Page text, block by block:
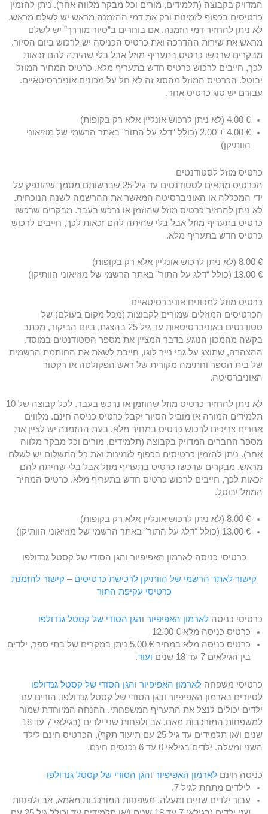
המדויק בקבוצה (תלמידים, מורים וכל מבקר מלווה אחר). ניתן להזמין
כרטיסים בכפוף לזמינות ורק את דמי ההזמנה מראש יש לשלם מראש.
לא ניתן להחזיר דמי הזמנה. אם בוחרים ב”סיור מודרך” יש לשלם
מראש את שירות ההדרכה ואת כרטיס הכניסה יש לרכוש ביום הסיור.
מבקרים שרכשו כרטיס בתעריף מוזל אבל בלי שהיתה להם זכאות
לכך, חייבים לרכוש כרטיס חדש בתעריף מלא. כרטיס המחיר המוזל
יבוטל. הכרטיס המוזל מהסוג זה לא חל על מכונים אוניברסיטאיים.
עבורם יש סוג כרטיס אחר.
€ 4.00 (לא ניתן לרכוש אונליין אלא רק בקופות)
€ 4.00 + 2.00 (כולל “דלג על התור” באתר הרשמי של מוזיאוני
הוותיקן)
כרטיס מוזל לסטודנטים
הכרטיס מתאים לסטודנטים עד גיל 25 שברשותם מסמך שהונפק על
ידי המכללה או האוניברסיטה המאשר את ההרשמה לשנה הנוכחית.
לא ניתן להחזיר כרטיס מוזל שהוזמן או נרכש בעבר. מבקרים שרכשו
כרטיס בתעריף מוזל אבל בלי שהיתה להם זכאות לכך, חייבים לרכוש
כרטיס חדש בתעריף מלא.
€ 8.00 (לא ניתן לרכוש אונליין אלא רק בקופות)
€ 13.00 (כולל “דלג על התור” באתר הרשמי של מוזיאוני הוותיקן)
כרטיס מוזל למכונים אוניברסיטאיים
הכרטיסים המוזלים שמורים לקבוצות (מכל מקום בעולם) של
סטודנטים באוניברסיטאות עד גיל 25 בהצגת, ביום הביקור, מכתב
בקשה מהמכון הנוגע בדבר המציין את מספר הסטודנטים במוסד.
ההצהרה, שתוצג על גבי נייר לוגו, חייבת לשאת את החותמת הרשמית
של בית הספר וחתימה מקורית של ראש הפקולטה או רקטור
האוניברסיטה.
לא ניתן להחזיר כרטיס מוזל שהוזמן או נרכש בעבר. לכל קבוצה של 10
תלמידים המורה או מוביל הסיור יקבל כרטיס כניסה חינם. מלווים
אחרים צריכים לרכוש כרטיס במחיר מלא. בעת ההזמנה יש לציין את
מספר החברים המדויק בקבוצה (תלמידים, מורים וכל מבקר מלווה
אחר). ניתן להזמין כרטיסים בכפוף לזמינות ואת כל התשלום יש לשלם
מראש. מבקרים שרכשו כרטיס בתעריף מוזל אבל בלי שהיתה להם
זכאות לכך, חייבים לרכוש כרטיס חדש בתעריף מלא. כרטיס המחיר
המוזל יבוטל.
€ 8.00 (לא ניתן לרכוש אונליין אלא רק בקופות)
€ 13.00 (כולל “דלג על התור” באתר הרשמי של מוזיאוני הוותיקן)
כרטיסי כניסה לארמון האפיפיור והגן הסודי של קסטל גנדולפו
קישור לאתר הרשמי של הוותיקן לרכישת כרטיסים – קישור להזמנת
כרטיסי עקיפת התור
כרטיסי כניסה לארמון האפיפיורוהגן הסודי של קסטל גנדולפו
כרטיס כניסה מלא € 12.00
כרטיס כניסה מלא במחיר € 5.00 ניתן במקרים של בתי ספר, ילדים
בין הגילאים 7 עד 18 שנים
ועוד.
כרטיסי משפחה לארמון האפיפיורוהגן הסודי של קסטל גנדולפו
לסיורים בארמון האפיפיור ובגן הסודי של קסטל גנדולפו, הורים עם
ילדים יכולים לנצל את התעריף המשפחתי. ההנחה המיוחדת שמור
למשפחות המורכבות מאם, אב ולפחות שני ילדים (בגילאי 7 עד 18
שנים ו/או תלמידים עד גיל 25 עם תיעוד תקף). הכרטיס חינם לילד
השני ומעלה. ילדים בגילאי 0 עד 6 נכנסים חינם.
כניסה חינם לארמון האפיפיורוהגן הסודי של קסטל גנדולפו
לילדים מתחת לגיל 7.
עבור ילדים שניים ומעלה, משפחות המורכבות מאמא, אב ולפחות